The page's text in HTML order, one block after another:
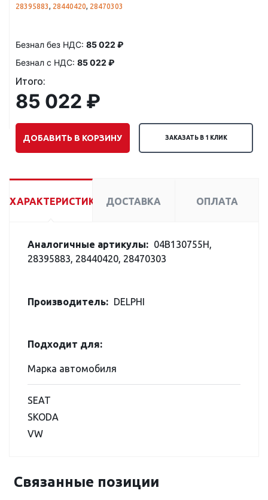
28395883, 28440420, 28470303
Безнал без НДС: 85 022 ₽
Безнал с НДС: 85 022 ₽
Итого:
85 022 ₽
ДОБАВИТЬ В КОРЗИНУ ЗАКАЗАТЬ В 1 КЛИК
ХАРАКТЕРИСТИКИ ДОСТАВКА ОПЛАТА
Аналогичные артикулы: 04B130755H,
28395883, 28440420, 28470303
Производитель: DELPHI
Подходит для:
Марка автомобиля
SEAT
SKODA
VW
Связанные позиции